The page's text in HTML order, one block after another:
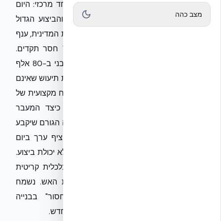
של הלחימה, מסמנות לשוק הנדל"ן דבר אחד מרכזי: היום
שאחרי כבר כאן, ואיתו משבר כוח האדם והביצוע הגדול
ביותר שידענו. בזמן שהשוק מגיב לאופטימיות המדינית, ענף
הבנייה הישראלי ניצב בפני "צוואר בקבוק" חסר תקדים.
החזרה לשגרה לא תפתור את המחסור המבני ב-80 אלף
פועלים, אלא רק תעצים את הצורך בפתרונות תיעוש שאינם
נשענים על ידיים עובדות. אני מציע זווית ניתוח מקצועית של
מומחי EcoBuild (נציגת NUDURA ICF): כיצד המעבר
לשיטות בנייה מתועשות (NUDURA ICF) יהיה הגורם שיקבע
מי מהחברות הציבוריות באמת תצליח להציף ערך ביום
שאחרי, ומי תישאר עם חוזים חתומים אך ללא יכולת ביצוע.
זהו לא רק שינוי הנדסי, אלא אסטרטגיה כלכלית קריטית
למניעת קריסת ענף המגורים עם הפסקת האש. נשמח
לספק ניתוח מעמיק על "כלכלת המחסור" בבנייה
והפתרונות הטכנולוגיים שיהפכו לסטנדרט החדש.
מצב כהה